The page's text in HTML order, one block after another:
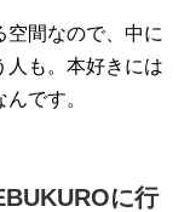
空間なので、中に
人も。本好きには
です。
に行